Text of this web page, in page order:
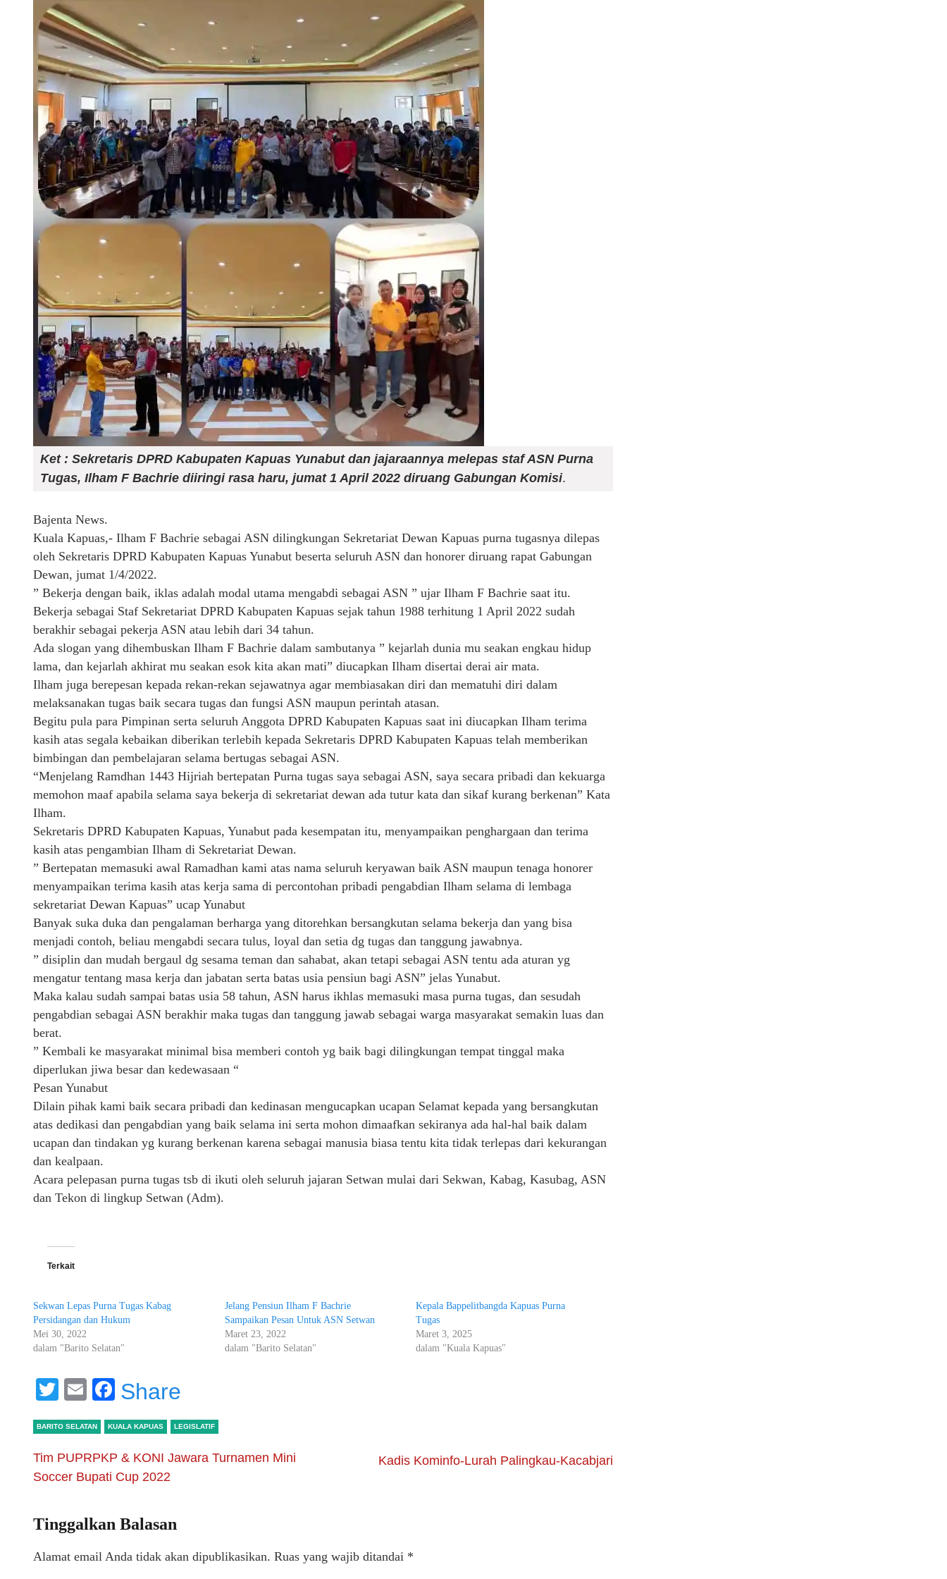
Ket : Sekretaris DPRD Kabupaten Kapuas Yunabut dan jajaraannya melepas staf ASN Purna
Tugas, Ilham F Bachrie diiringi rasa haru, jumat 1 April 2022 diruang Gabungan Komisi.
Bajenta News.
Kuala Kapuas,- Ilham F Bachrie sebagai ASN dilingkungan Sekretariat Dewan Kapuas purna tugasnya dilepas
oleh Sekretaris DPRD Kabupaten Kapuas Yunabut beserta seluruh ASN dan honorer diruang rapat Gabungan
Dewan, jumat 1/4/2022.
” Bekerja dengan baik, iklas adalah modal utama mengabdi sebagai ASN ” ujar Ilham F Bachrie saat itu.
Bekerja sebagai Staf Sekretariat DPRD Kabupaten Kapuas sejak tahun 1988 terhitung 1 April 2022 sudah
berakhir sebagai pekerja ASN atau lebih dari 34 tahun.
Ada slogan yang dihembuskan Ilham F Bachrie dalam sambutanya ” kejarlah dunia mu seakan engkau hidup
lama, dan kejarlah akhirat mu seakan esok kita akan mati” diucapkan Ilham disertai derai air mata.
Ilham juga berepesan kepada rekan-rekan sejawatnya agar membiasakan diri dan mematuhi diri dalam
melaksanakan tugas baik secara tugas dan fungsi ASN maupun perintah atasan.
Begitu pula para Pimpinan serta seluruh Anggota DPRD Kabupaten Kapuas saat ini diucapkan Ilham terima
kasih atas segala kebaikan diberikan terlebih kepada Sekretaris DPRD Kabupaten Kapuas telah memberikan
bimbingan dan pembelajaran selama bertugas sebagai ASN.
“Menjelang Ramdhan 1443 Hijriah bertepatan Purna tugas saya sebagai ASN, saya secara pribadi dan kekuarga
memohon maaf apabila selama saya bekerja di sekretariat dewan ada tutur kata dan sikaf kurang berkenan” Kata
Ilham.
Sekretaris DPRD Kabupaten Kapuas, Yunabut pada kesempatan itu, menyampaikan penghargaan dan terima
kasih atas pengambian Ilham di Sekretariat Dewan.
” Bertepatan memasuki awal Ramadhan kami atas nama seluruh keryawan baik ASN maupun tenaga honorer
menyampaikan terima kasih atas kerja sama di percontohan pribadi pengabdian Ilham selama di lembaga
sekretariat Dewan Kapuas” ucap Yunabut
Banyak suka duka dan pengalaman berharga yang ditorehkan bersangkutan selama bekerja dan yang bisa
menjadi contoh, beliau mengabdi secara tulus, loyal dan setia dg tugas dan tanggung jawabnya.
” disiplin dan mudah bergaul dg sesama teman dan sahabat, akan tetapi sebagai ASN tentu ada aturan yg
mengatur tentang masa kerja dan jabatan serta batas usia pensiun bagi ASN” jelas Yunabut.
Maka kalau sudah sampai batas usia 58 tahun, ASN harus ikhlas memasuki masa purna tugas, dan sesudah
pengabdian sebagai ASN berakhir maka tugas dan tanggung jawab sebagai warga masyarakat semakin luas dan
berat.
” Kembali ke masyarakat minimal bisa memberi contoh yg baik bagi dilingkungan tempat tinggal maka
diperlukan jiwa besar dan kedewasaan “
Pesan Yunabut
Dilain pihak kami baik secara pribadi dan kedinasan mengucapkan ucapan Selamat kepada yang bersangkutan
atas dedikasi dan pengabdian yang baik selama ini serta mohon dimaafkan sekiranya ada hal-hal baik dalam
ucapan dan tindakan yg kurang berkenan karena sebagai manusia biasa tentu kita tidak terlepas dari kekurangan
dan kealpaan.
Acara pelepasan purna tugas tsb di ikuti oleh seluruh jajaran Setwan mulai dari Sekwan, Kabag, Kasubag, ASN
dan Tekon di lingkup Setwan (Adm).
Terkait
Sekwan Lepas Purna Tugas Kabag
Persidangan dan Hukum
Mei 30, 2022
dalam "Barito Selatan"
Jelang Pensiun Ilham F Bachrie
Sampaikan Pesan Untuk ASN Setwan
Maret 23, 2022
dalam "Barito Selatan"
Kepala Bappelitbangda Kapuas Purna
Tugas
Maret 3, 2025
dalam "Kuala Kapuas"
Twitter
EmailFacebook
Share
BARITO SELATAN KUALA KAPUAS LEGISLATIF
Tim PUPRPKP & KONI Jawara Turnamen Mini
Soccer Bupati Cup 2022
Kadis Kominfo-Lurah Palingkau-Kacabjari
Tinggalkan Balasan
Alamat email Anda tidak akan dipublikasikan. Ruas yang wajib ditandai *